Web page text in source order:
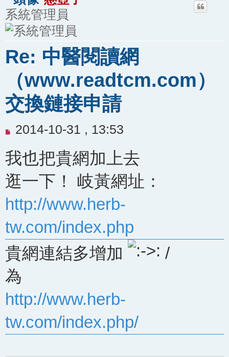
系統管理員
Re: 中醫閱讀網
（www.readtcm.com）
交換鏈接申請
未
讀
文
章
2014-10-31 , 13:53
我也把貴網加上去
逛一下！ 岐黃網址：
http://www.herb-
tw.com/index.php
貴網連結多增加
/
為
http://www.herb-
tw.com/index.php/